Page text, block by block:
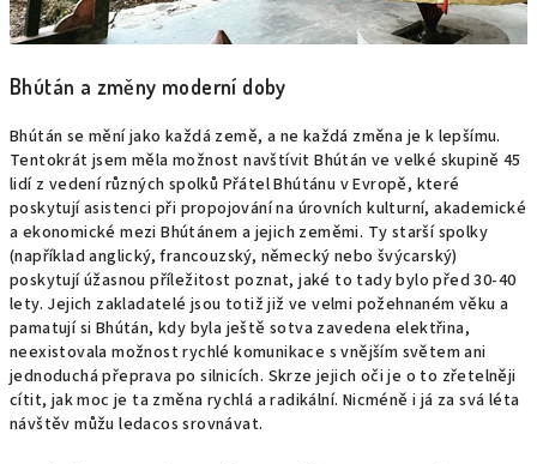
Bhútán a změny moderní doby
Bhútán se mění jako každá země, a ne každá změna je k lepšímu.
Tentokrát jsem měla možnost navštívit Bhútán ve velké skupině 45
lidí z vedení různých spolků Přátel Bhútánu v Evropě, které
poskytují asistenci při propojování na úrovních kulturní, akademické
a ekonomické mezi Bhútánem a jejich zeměmi. Ty starší spolky
(například anglický, francouzský, německý nebo švýcarský)
poskytují úžasnou příležitost poznat, jaké to tady bylo před 30-40
lety. Jejich zakladatelé jsou totiž již ve velmi požehnaném věku a
pamatují si Bhútán, kdy byla ještě sotva zavedena elektřina,
neexistovala možnost rychlé komunikace s vnějším světem ani
jednoduchá přeprava po silnicích. Skrze jejich oči je o to zřetelněji
cítit, jak moc je ta změna rychlá a radikální. Nicméně i já za svá léta
návštěv můžu ledacos srovnávat.